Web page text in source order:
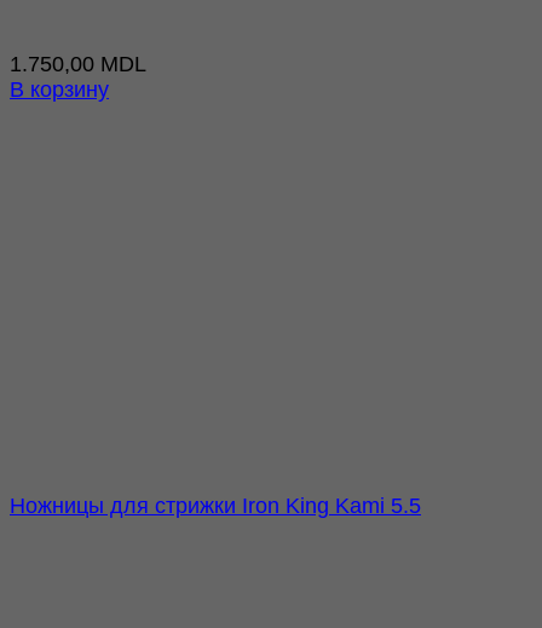
1.750,00 MDL
В корзину
Ножницы для стрижки Iron King Kami 5.5